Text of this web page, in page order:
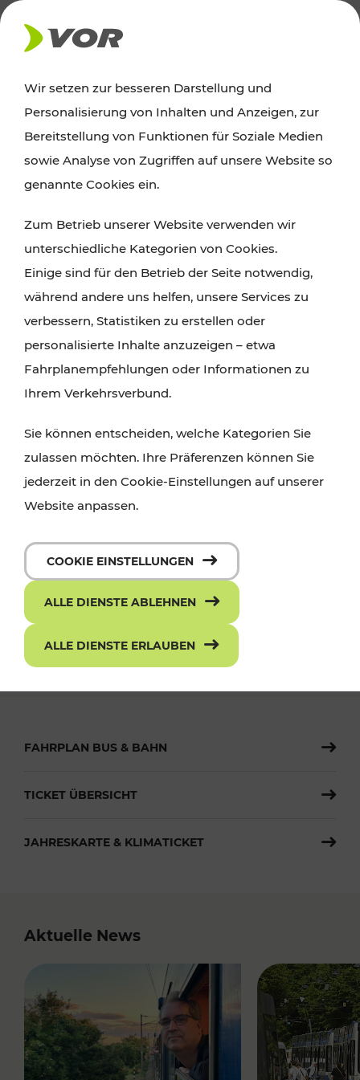
Der Verkehrsverbund für Wien,
Niederösterreich und Burgenland
ROUTE PLANEN
TICKET-PREISAUSKUNFT
Die neue ciao App - mit einem Klick
zum richtigen Ticket
FAHRPLAN BUS & BAHN
TICKET ÜBERSICHT
JAHRESKARTE & KLIMATICKET
Aktuelle News
Wir setzen zur besseren Darstellung und
Personalisierung von Inhalten und Anzeigen, zur
Bereitstellung von Funktionen für Soziale Medien
sowie Analyse von Zugriffen auf unsere Website so
genannte Cookies ein.
Zum Betrieb unserer Website verwenden wir
unterschiedliche Kategorien von Cookies.
Einige sind für den Betrieb der Seite notwendig,
während andere uns helfen, unsere Services zu
verbessern, Statistiken zu erstellen oder
personalisierte Inhalte anzuzeigen – etwa
Fahrplanempfehlungen oder Informationen zu
Ihrem Verkehrsverbund.
Sie können entscheiden, welche Kategorien Sie
zulassen möchten. Ihre Präferenzen können Sie
jederzeit in den Cookie-Einstellungen auf unserer
Website anpassen.
COOKIE EINSTELLUNGEN
ALLE DIENSTE ABLEHNEN
ALLE DIENSTE ERLAUBEN